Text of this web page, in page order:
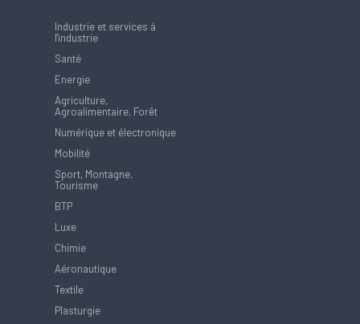
Industrie et services à
l'industrie
Santé
Energie
Agriculture,
Agroalimentaire, Forêt
Numérique et électronique
Mobilité
Sport, Montagne,
Tourisme
BTP
Luxe
Chimie
Aéronautique
Textile
Plasturgie